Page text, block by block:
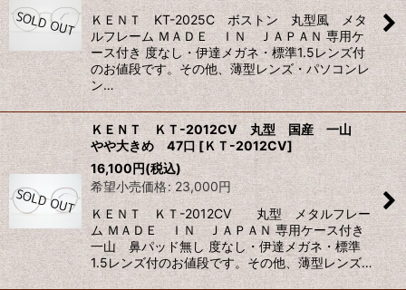
ＫＥＮＴ KT-2025C ボストン 丸型風 メタ
ルフレーム ＭＡＤＥ ＩＮ ＪＡＰＡＮ 専用ケ
ース付き 度なし・伊達メガネ・標準1.5レンズ付
のお値段です。その他、薄型レンズ・パソコンレ
ン…
ＫＥＮＴ ＫＴ-2012CV 丸型 国産 一山
やや大きめ 47口 [ＫＴ-2012CV]
16,100円(税込)
希望小売価格: 23,000円
ＫＥＮＴ ＫＴ-2012CV 丸型 メタルフレー
ム ＭＡＤＥ ＩＮ ＪＡＰＡＮ 専用ケース付き
一山 鼻パッド無し 度なし・伊達メガネ・標準
1.5レンズ付のお値段です。その他、薄型レンズ…